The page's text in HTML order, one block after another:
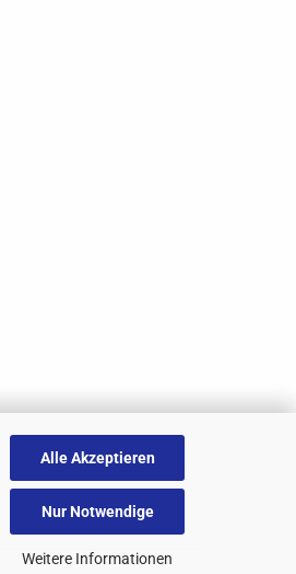
Alle Akzeptieren
Nur Notwendige
Weitere Informationen